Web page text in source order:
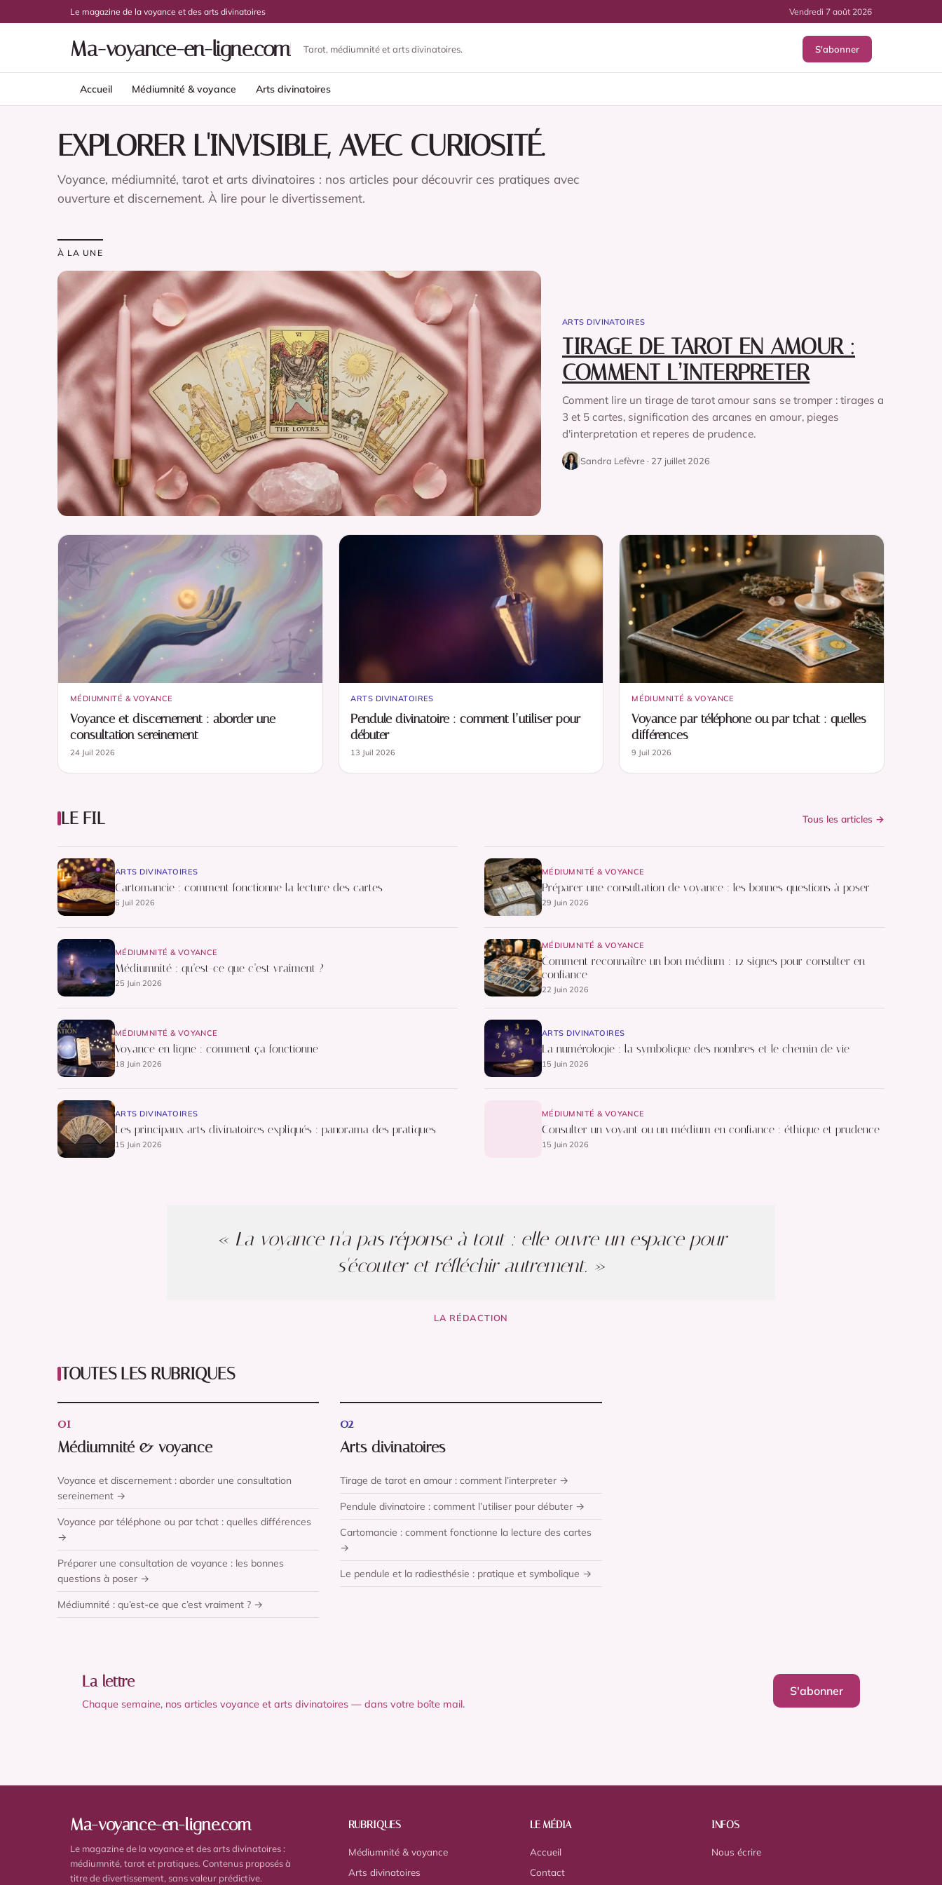
Le magazine de la voyance et des arts divinatoires Vendredi 7 août 2026
Ma-voyance-en-ligne.com Tarot, médiumnité et arts divinatoires. S'abonner
Accueil Médiumnité & voyance Arts divinatoires
EXPLORER L'INVISIBLE, AVEC CURIOSITÉ.
Voyance, médiumnité, tarot et arts divinatoires : nos articles pour découvrir ces pratiques avec
ouverture et discernement. À lire pour le divertissement.
À LA UNE
ARTS DIVINATOIRES
TIRAGE DE TAROT EN AMOUR :
COMMENT L’INTERPRETER
Comment lire un tirage de tarot amour sans se tromper : tirages a
3 et 5 cartes, signification des arcanes en amour, pieges
d'interpretation et reperes de prudence.
Sandra Lefèvre · 27 juillet 2026
MÉDIUMNITÉ & VOYANCE
Voyance et discernement : aborder une
consultation sereinement
24 Juil 2026
ARTS DIVINATOIRES
Pendule divinatoire : comment l’utiliser pour
débuter
13 Juil 2026
MÉDIUMNITÉ & VOYANCE
Voyance par téléphone ou par tchat : quelles
différences
9 Juil 2026
LE FIL Tous les articles →
ARTS DIVINATOIRES
Cartomancie : comment fonctionne la lecture des cartes
6 Juil 2026
MÉDIUMNITÉ & VOYANCE
Préparer une consultation de voyance : les bonnes questions à poser
29 Juin 2026
MÉDIUMNITÉ & VOYANCE
Médiumnité : qu’est-ce que c’est vraiment ?
25 Juin 2026
MÉDIUMNITÉ & VOYANCE
Comment reconnaître un bon médium : 12 signes pour consulter en
confiance
22 Juin 2026
MÉDIUMNITÉ & VOYANCE
Voyance en ligne : comment ça fonctionne
18 Juin 2026
ARTS DIVINATOIRES
La numérologie : la symbolique des nombres et le chemin de vie
15 Juin 2026
ARTS DIVINATOIRES
Les principaux arts divinatoires expliqués : panorama des pratiques
15 Juin 2026
MÉDIUMNITÉ & VOYANCE
Consulter un voyant ou un médium en confiance : éthique et prudence
15 Juin 2026
« La voyance n'a pas réponse à tout : elle ouvre un espace pour
s'écouter et réfléchir autrement. »
LA RÉDACTION
TOUTES LES RUBRIQUES
01
Médiumnité & voyance
Voyance et discernement : aborder une consultation
sereinement →
Voyance par téléphone ou par tchat : quelles différences
→
Préparer une consultation de voyance : les bonnes
questions à poser →
Médiumnité : qu’est-ce que c’est vraiment ? →
02
Arts divinatoires
Tirage de tarot en amour : comment l’interpreter →
Pendule divinatoire : comment l’utiliser pour débuter →
Cartomancie : comment fonctionne la lecture des cartes
→
Le pendule et la radiesthésie : pratique et symbolique →
La lettre
Chaque semaine, nos articles voyance et arts divinatoires — dans votre boîte mail.
S'abonner
Ma-voyance-en-ligne.com
Le magazine de la voyance et des arts divinatoires :
médiumnité, tarot et pratiques. Contenus proposés à
titre de divertissement, sans valeur prédictive.
RUBRIQUES
Médiumnité & voyance
Arts divinatoires
LE MÉDIA
Accueil
Contact
INFOS
Nous écrire